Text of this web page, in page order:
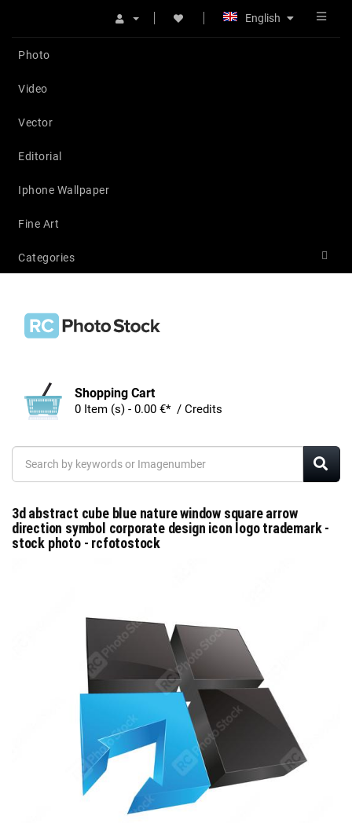
English
Photo
Video
Vector
Editorial
Iphone Wallpaper
Fine Art
Categories
Shopping Cart
0 Item (s) - 0.00 €* / Credits
3d abstract cube blue nature window square arrow
direction symbol corporate design icon logo trademark -
stock photo - rcfotostock